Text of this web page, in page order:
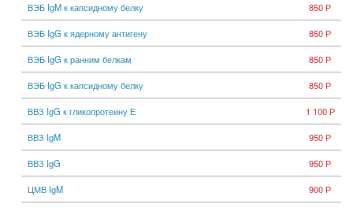
ВЭБ IgM к капсидному белку 850 Р
ВЭБ IgG к ядерному антигену 850 Р
ВЭБ IgG к ранним белкам 850 Р
ВЭБ IgG к капсидному белку 850 Р
ВВЗ IgG к гликопротеину Е 1 100 Р
ВВЗ IgM 950 Р
ВВЗ IgG 950 Р
ЦМВ IgM 900 Р